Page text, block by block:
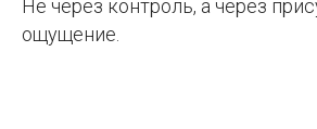
Не через контроль, а через
ощущение.